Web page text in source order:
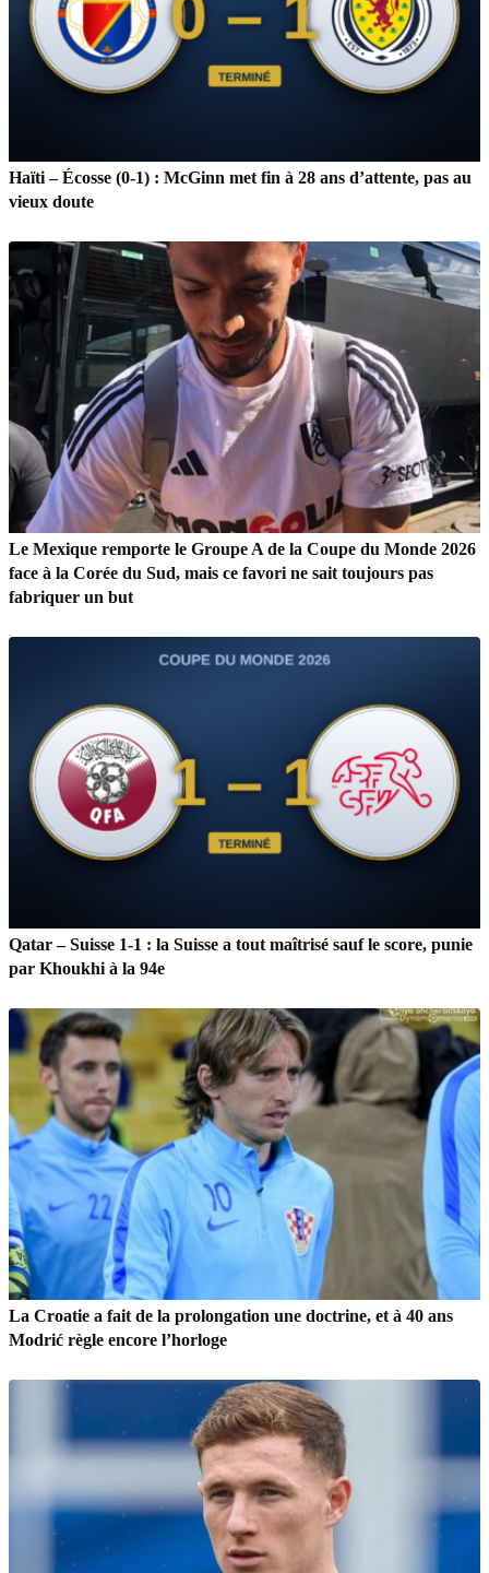
Haïti – Écosse (0-1) : McGinn met fin à 28 ans d’attente, pas au
vieux doute
Le Mexique remporte le Groupe A de la Coupe du Monde 2026
face à la Corée du Sud, mais ce favori ne sait toujours pas
fabriquer un but
Qatar – Suisse 1-1 : la Suisse a tout maîtrisé sauf le score, punie
par Khoukhi à la 94e
La Croatie a fait de la prolongation une doctrine, et à 40 ans
Modrić règle encore l’horloge